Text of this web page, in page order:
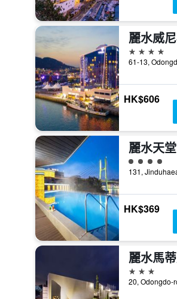
4星級
HK$606
麗水天
4星級評級
HK$369
3星級
20, Odongdo-